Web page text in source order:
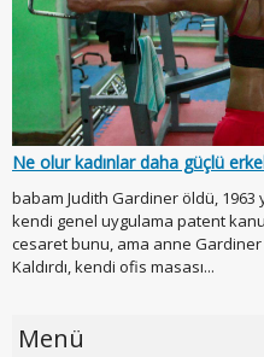
Ne olur kadınlar daha güçlü
babam Judith Gardiner öldü, 1963
kendi genel uygulama patent
cesaret bunu, ama anne
Kaldırdı, kendi ofis masası...
Menü